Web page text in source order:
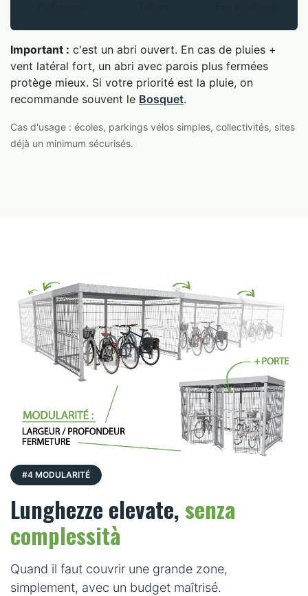
Important : c'est un abri ouvert. En cas de pluies +
vent latéral fort, un abri avec parois plus fermées
protège mieux. Si votre priorité est la pluie, on
recommande souvent le Bosquet.
Cas d'usage : écoles, parkings vélos simples, collectivités, sites
déjà un minimum sécurisés.
#4 MODULARITÉ
Lunghezze elevate,senza
complessità
Quand il faut couvrir une grande zone,
simplement, avec un budget maîtrisé.